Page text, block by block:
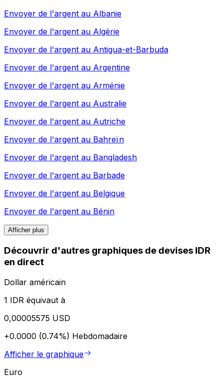
Envoyer de l'argent au Albanie
Envoyer de l'argent au Algérie
Envoyer de l'argent au Antigua-et-Barbuda
Envoyer de l'argent au Argentine
Envoyer de l'argent au Arménie
Envoyer de l'argent au Australie
Envoyer de l'argent au Autriche
Envoyer de l'argent au Bahreïn
Envoyer de l'argent au Bangladesh
Envoyer de l'argent au Barbade
Envoyer de l'argent au Belgique
Envoyer de l'argent au Bénin
Afficher plus
Découvrir d'autres graphiques de devises IDR
en direct
Dollar américain
1 IDR équivaut à
0,00005575 USD
+0.0000 (0.74%) Hebdomadaire
Afficher le graphique
Euro